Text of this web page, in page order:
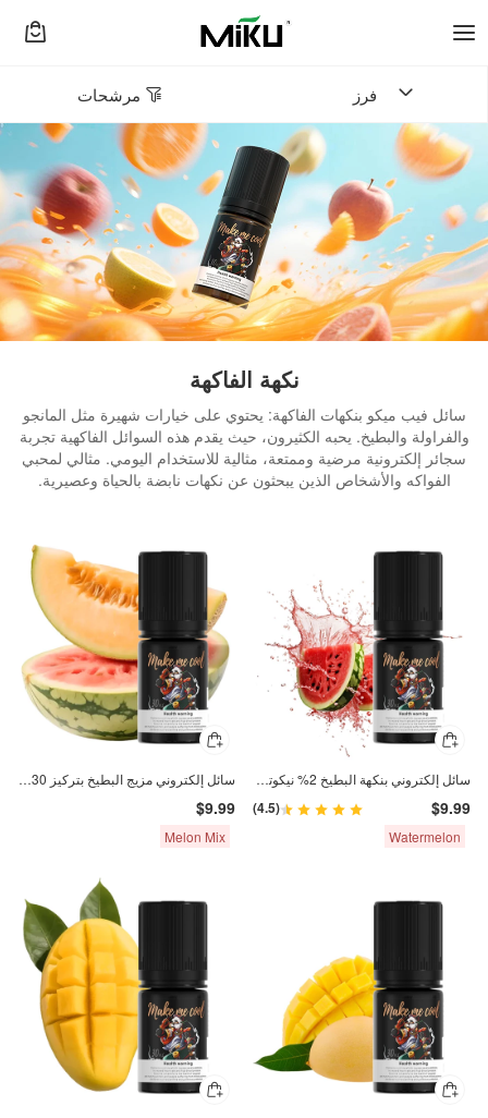
فرز مرشحات
نكهة الفاكهة
سائل فيب ميكو بنكهات الفاكهة: يحتوي على خيارات شهيرة مثل المانجو
والفراولة والبطيخ. يحبه الكثيرون، حيث يقدم هذه السوائل الفاكهية تجربة
سجائر إلكترونية مرضية وممتعة، مثالية للاستخدام اليومي. مثالي لمحبي
الفواكه والأشخاص الذين يبحثون عن نكهات نابضة بالحياة وعصيرية.
سائل إلكتروني بنكهة البطيخ 2% نيكوتين مالح 30 مل
$9.99
(4.5)
Watermelon
سائل إلكتروني مزيج البطيخ بتركيز 30 ملغ من النيكوتين 30 مل
$9.99
Melon Mix